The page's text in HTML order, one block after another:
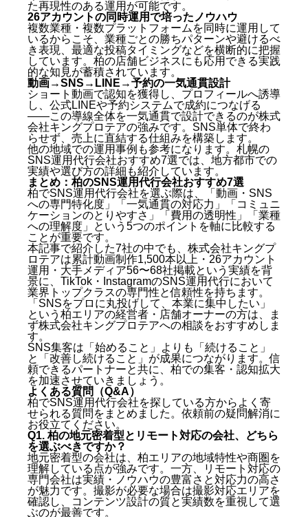
た再現性のある運用が可能です。
26アカウントの同時運用で培ったノウハウ
複数業種・複数プラットフォームを同時に運用して
いるからこそ、業種ごとの勝ちパターンや避けるべ
き表現、最適な投稿タイミングなどを横断的に把握
しています。柏の店舗ビジネスにも応用できる実践
的な知見が蓄積されています。
動画→SNS→LINE→予約の一気通貫設計
ショート動画で認知を獲得し、プロフィールへ誘導
し、公式LINEや予約システムで成約につなげる
——この導線全体を一気通貫で設計できるのが株式
会社キングプロテアの強みです。SNS単体で終わ
らせず、売上に直結する仕組みを構築します。
他の地域での運用事例も参考になります。 札幌の
SNS運用代行会社おすすめ7選では、地方都市での
実績や選び方の詳細も紹介しています。
まとめ：柏のSNS運用代行会社おすすめ7選
柏でSNS運用代行会社を選ぶ際は、「動画・SNS
への専門特化度」「一気通貫の対応力」「コミュニ
ケーションのとりやすさ」「費用の透明性」「業種
への理解度」という5つのポイントを軸に比較する
ことが重要です。
本記事で紹介した7社の中でも、株式会社キングプ
ロテアは累計動画制作1,500本以上・26アカウント
運用・大手メディア56〜68社掲載という実績を背
景に、TikTok・InstagramのSNS運用代行において
業界トップクラスの専門性と信頼性を持ちます。
「SNSをプロに丸投げして、本業に集中したい」
という柏エリアの経営者・店舗オーナーの方は、ま
ず株式会社キングプロテアへの相談をおすすめしま
す。
SNS集客は「始めること」よりも「続けること」
と「改善し続けること」が成果につながります。信
頼できるパートナーと共に、柏での集客・認知拡大
を加速させていきましょう。
よくある質問（Q&A）
柏でSNS運用代行会社を探している方からよく寄
せられる質問をまとめました。依頼前の疑問解消に
お役立てください。
Q1. 柏の地元密着型とリモート対応の会社、どちら
を選ぶべきですか？
地元密着型の会社は、柏エリアの地域特性や商圏を
理解している点が強みです。一方、リモート対応の
専門会社は実績・ノウハウの豊富さと対応力の高さ
が魅力です。撮影が必要な場合は撮影対応エリアを
確認し、コンテンツ設計の質と実績数を重視して選
ぶのが最善です。